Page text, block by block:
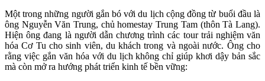
Một trong những người gắn bó với du lịch cộng đồng từ buổi đầu là
ông Nguyễn Văn Trung, chủ homestay Trung Tam (thôn Tà Lang).
Hiện ông đang là người dẫn chương trình các tour trải nghiệm văn
hóa Cơ Tu cho sinh viên, du khách trong và ngoài nước. Ông cho
rằng việc gắn văn hóa với du lịch không chỉ giúp khơi dậy bản sắc
mà còn mở ra hướng phát triển kinh tế bền vững: